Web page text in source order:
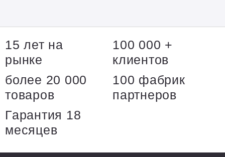
15 лет на
рынке
100 000 +
клиентов
более 20 000
товаров
100 фабрик
партнеров
Гарантия 18
месяцев